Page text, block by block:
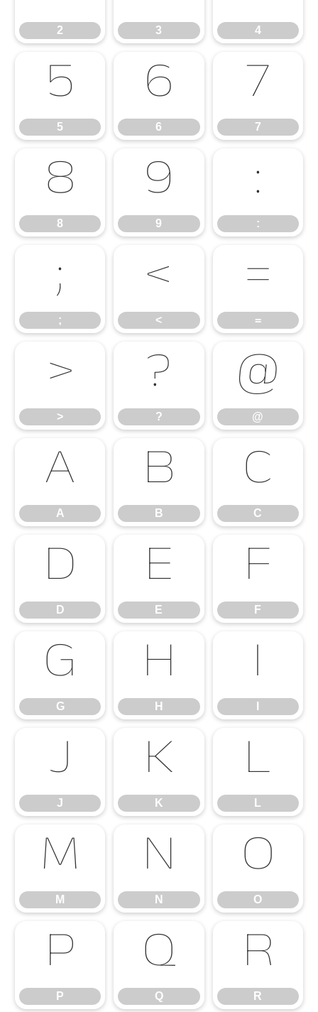
2 3 4
5
5 6
6 7
7
8
8 9
9 ::
;; <
< =
=
>
> ?
? @
@
A
A B
B C
C
D
D E
E F
F
G
G H
H I
J
J K
K L
L
M
M N
N O
O
P
P Q
Q R
R